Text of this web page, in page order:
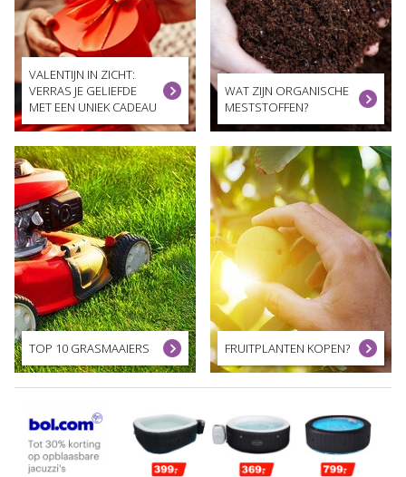
VALENTIJN IN ZICHT:
VERRAS JE GELIEFDE
MET EEN UNIEK CADEAU
WAT ZIJN ORGANISCHE
MESTSTOFFEN?
TOP 10 GRASMAAIERS FRUITPLANTEN KOPEN?